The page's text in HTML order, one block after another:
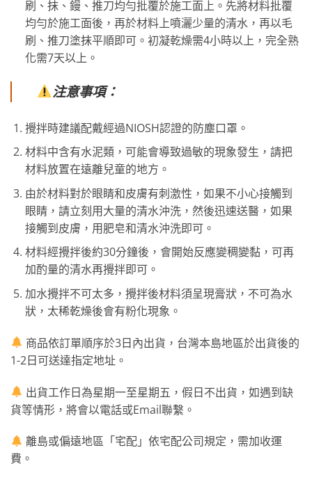
刷、抹、鏝、推刀均勻批覆於施工面上。先將材料批覆
均勻於施工面後，再於材料上噴灑少量的清水，再以毛
刷、推刀塗抹平順即可。初凝乾燥需4小時以上，完全熟
化需7天以上。
注意事項：
攪拌時建議配戴經過NIOSH認證的防塵口罩。
材料中含有水泥類，可能會導致過敏的現象發生，請把
材料放置在遠離兒童的地方。
由於材料對於眼睛和皮膚有刺激性，如果不小心接觸到
眼睛，請立刻用大量的清水沖洗，然後迅速送醫，如果
接觸到皮膚，用肥皂和清水沖洗即可。
材料經攪拌後約30分鐘後，會開始反應變稠變黏，可再
加酌量的清水再攪拌即可。
加水攪拌不可太多，攪拌後材料須呈現膏狀，不可為水
狀，太稀乾燥後會有粉化現象。
商品依訂單順序於3日內出貨，台灣本島地區於出貨後的
1-2日可送達指定地址。
出貨工作日為星期一至星期五，假日不出貨，如遇到缺
貨等情形，將會以電話或Email聯繫。
離島或偏遠地區「宅配」依宅配公司規定，需加收運
費。